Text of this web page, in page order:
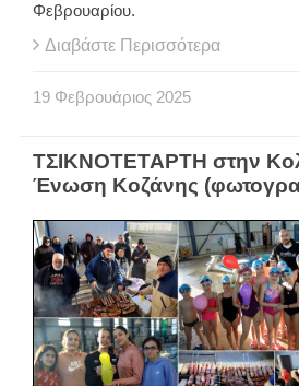
Φεβρουαρίου.
Διαβάστε Περισσότερα
19 Φεβρουάριος 2025
ΤΣΙΚΝΟΤΕΤΑΡΤΗ στην
Ένωση Κοζάνης